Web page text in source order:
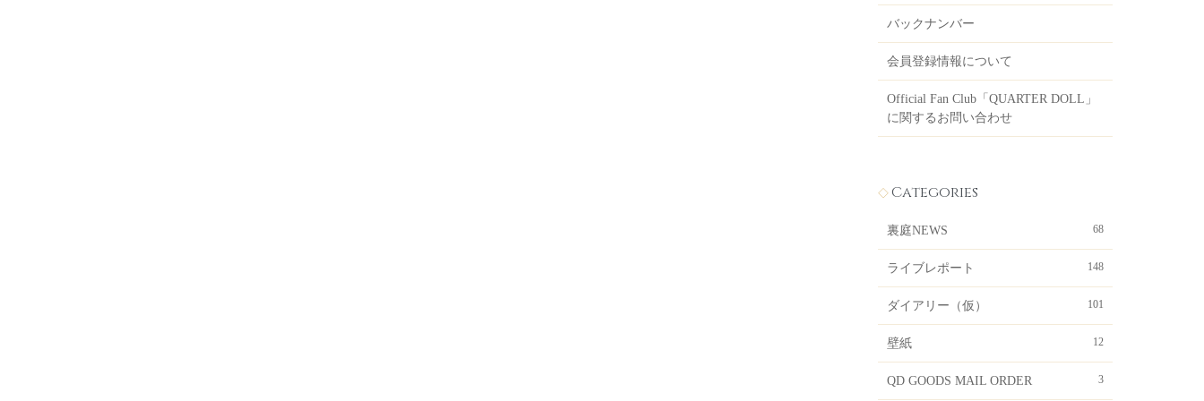
バックナンバー
会員登録情報について
Official Fan Club「QUARTER DOLL」
に関するお問い合わせ
Categories
裏庭NEWS 68
ライブレポート 148
ダイアリー（仮） 101
壁紙 12
QD GOODS MAIL ORDER 3